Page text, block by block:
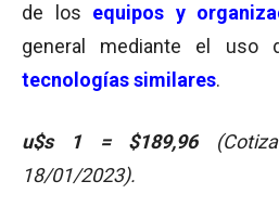
de los equipos y
general mediante el uso
tecnologías similares.
u$s 1 = $189,96
18/01/2023).